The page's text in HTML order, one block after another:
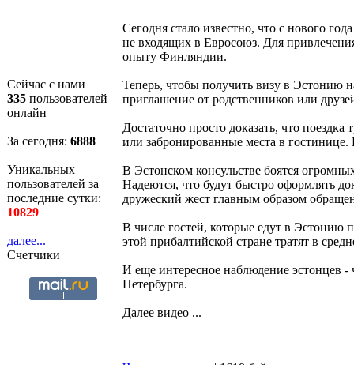
Сейчас с нами
335 пользователей
онлайн
За сегодня: 6888
Уникальных
пользователей за
последние сутки:
10829
далее...
Счетчики
Сегодня стало известно, что с нового
не входящих в Евросоюз. Для
опыту Финляндии.
Теперь, чтобы получить визу в Эстонию
приглашение от родственников или
Достаточно просто доказать, что
или забронированные места в
В Эстонском консульстве боятся
Надеются, что будут быстро оформлять
дружеский жест главным образом
В числе гостей, которые едут в Эстонию
этой прибалтийской стране тратят в
И еще интересное наблюдение эстонцев
Петербурга.
Далее видео ...